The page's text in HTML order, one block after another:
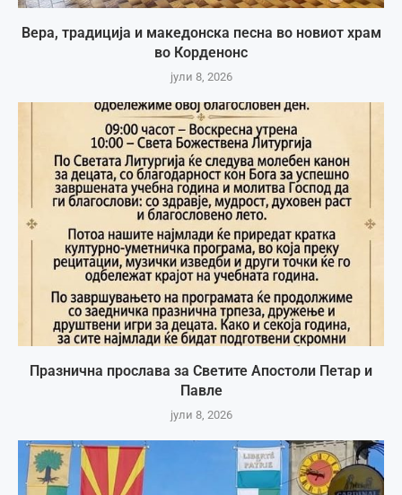
Вера, традиција и македонска песна во новиот храм
во Корденонс
јули 8, 2026
Празнична прослава за Светите Апостоли Петар и
Павле
јули 8, 2026